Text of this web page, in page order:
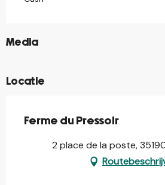
Media
©
Locatie
Ferme du Pressoir
2 place de la poste,